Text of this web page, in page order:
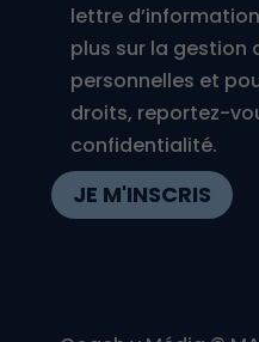
lettre
plus sur la gestion
personnelles et
droits, reportez-
confidentialité.
JE M'INSCRIS